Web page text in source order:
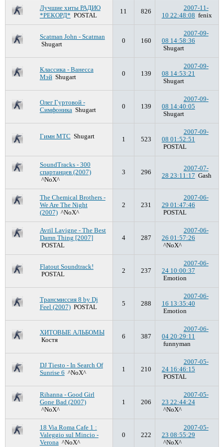
Лучшие хиты РАДИО
*РЕКОРД* POSTAL
11 826
2007-11-
10 22:48:08 fenix
Scatman John - Scatman
Shugart
0 160
2007-09-
08 14:58:36
Shugart
Классика - Ванесса
Мэй Shugart 0 139
2007-09-
08 14:53:21
Shugart
Олег Гуртовой -
Симфоника Shugart 0 139
2007-09-
08 14:40:05
Shugart
Гимн МТС Shugart 1 523
2007-09-
08 01:52:51
POSTAL
SoundTracks - 300
спартанцев (2007)
^NoX^
3 296
2007-07-
28 23:11:17 Gash
The Chemical Brothers -
We Are The Night
(2007) ^NoX^
2 231
2007-06-
29 01:47:46
POSTAL
Avril Lavigne - The Best
Damn Thing [2007]
POSTAL
4 287
2007-06-
26 01:57:26
^NoX^
Flatout Soundtrack!
POSTAL
2 237
2007-06-
24 10:00:37
Emotion
Трансмиссия 8 by Dj
Feel (2007) POSTAL 5 288
2007-06-
16 13:35:40
Emotion
ХИТОВЫЕ АЛЬБОМЫ
Костя
6 387
2007-06-
04 20:29:11
funnyman
DJ Tiesto - In Search Of
Sunrise 6 ^NoX^ 1 210
2007-05-
24 16:46:15
POSTAL
Rihanna - Good Girl
Gone Bad (2007)
^NoX^
1 206
2007-05-
23 22:44:24
^NoX^
18 Via Roma Cafe 1 :
Valeggio sul Mincio -
Verona ^NoX^
0 222
2007-05-
23 08:55:29
^NoX^